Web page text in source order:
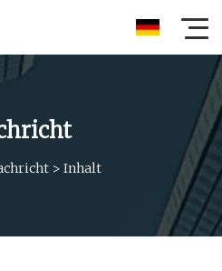
> Inhalt